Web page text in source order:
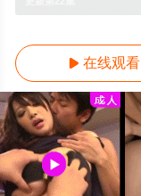
 在线观看